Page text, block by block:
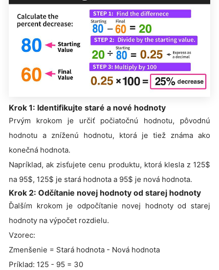
Krok 1: Identifikujte staré a nové hodnoty
Prvým krokom je určiť počiatočnú hodnotu, pôvodnú
hodnotu a zníženú hodnotu, ktorá je tiež známa ako
konečná hodnota.
Napríklad, ak zisťujete cenu produktu, ktorá klesla z 125$
na 95$, 125$ je stará hodnota a 95$ je nová hodnota.
Krok 2: Odčítanie novej hodnoty od starej hodnoty
Ďalším krokom je odpočítanie novej hodnoty od starej
hodnoty na výpočet rozdielu.
Vzorec:
Zmenšenie = Stará hodnota - Nová hodnota
Príklad: 125 - 95 = 30